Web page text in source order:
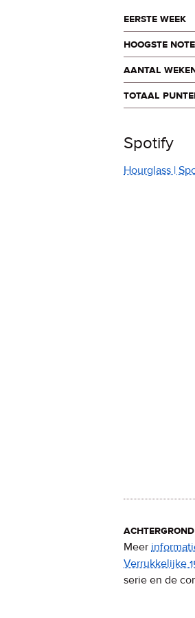
eerste week
hoogste
aantal
totaal
Spotify
Hourglass |
Meer
Verrukkelijke
serie en de